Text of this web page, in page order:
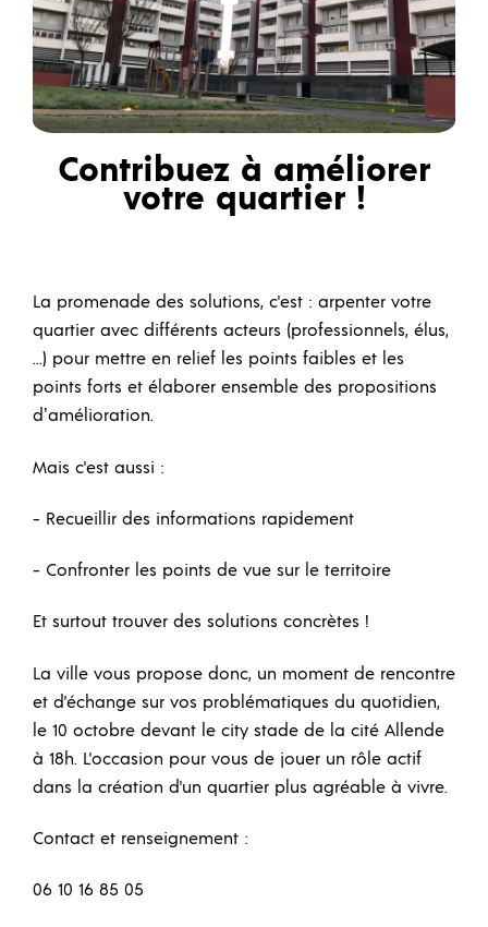
Contribuez à améliorer
votre quartier !
La promenade des solutions, c'est : arpenter votre
quartier avec différents acteurs (professionnels, élus,
...) pour mettre en relief les points faibles et les
points forts et élaborer ensemble des propositions
d’amélioration.
Mais c'est aussi :
- Recueillir des informations rapidement
- Confronter les points de vue sur le territoire
Et surtout trouver des solutions concrètes !
La ville vous propose donc, un moment de rencontre
et d'échange sur vos problématiques du quotidien,
le 10 octobre devant le city stade de la cité Allende
à 18h. L'occasion pour vous de jouer un rôle actif
dans la création d'un quartier plus agréable à vivre.
Contact et renseignement :
06 10 16 85 05